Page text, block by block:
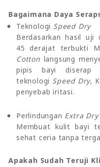
Bagaimana Daya
Teknologi Speed Dry
Berdasarkan hasil uji
45 derajat terbukti
Cotton langsung
pipis bayi diserap
teknologi Speed Dry,
penyebab iritasi.
Perlindungan Extra Dry
Membuat kulit bayi
sehat ceria tanpa
Apakah Sudah Teruji